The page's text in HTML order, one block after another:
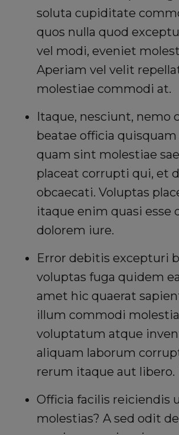
soluta cupiditate
quos nulla quod
vel modi, eveniet
Aperiam vel velit
molestiae commodi at.
Itaque, nesciunt, nemo
beatae officia
quam sint molestiae
placeat corrupti qui, et
obcaecati. Voluptas
itaque enim quasi esse
dolorem iure.
Error debitis excepturi
voluptas fuga quidem
amet hic quaerat
illum commodi
voluptatum atque
aliquam laborum
rerum itaque aut libero.
Officia facilis reiciendis
molestias? A sed odit